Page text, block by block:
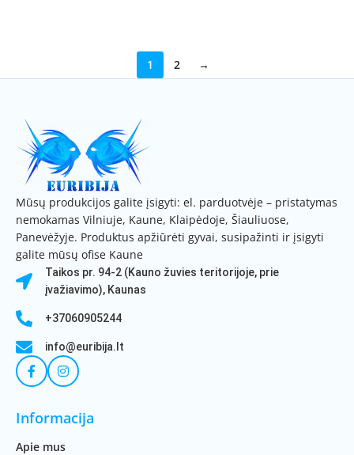
1 2 →
Mūsų produkcijos galite įsigyti: el. parduotvėje – pristatymas
nemokamas Vilniuje, Kaune, Klaipėdoje, Šiauliuose,
Panevėžyje. Produktus apžiūrėti gyvai, susipažinti ir įsigyti
galite mūsų ofise Kaune
Taikos pr. 94-2 (Kauno žuvies teritorijoje, prie
įvažiavimo), Kaunas
+37060905244
info@euribija.lt
Informacija
Apie mus